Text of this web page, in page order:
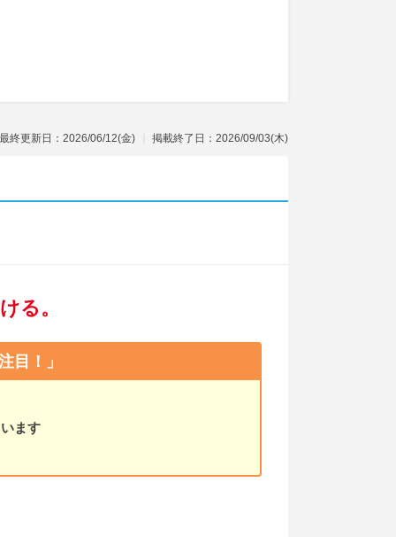
最終更新日：2026/06/12(金) 掲載終了日：2026/09/03(木)
る。
目！」
ます